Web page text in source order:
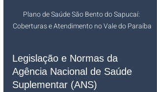
Plano de Saúde São Bento do Sapucaí:
Coberturas e Atendimento no Vale do Paraíba
Legislação e Normas da
Agência Nacional de Saúde
Suplementar (ANS)